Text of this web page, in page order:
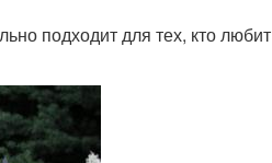
подходит для тех, кто любит